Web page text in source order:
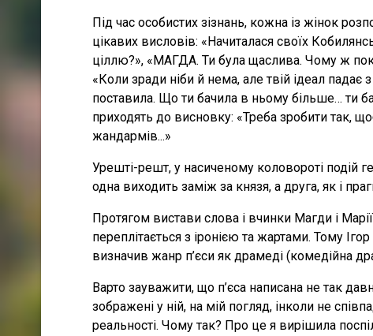
Під час особистих зізнань, кожна із жінок
цікавих висловів: «Начиталася своїх
ціллю?», «МАГДА. Ти була щаслива. Чому ж
«Коли зради ніби й нема, але твій ідеал
поставила. Що ти бачила в ньому більше… ти
приходять до висновку: «Треба зробити так,
жандармів...»
Урешті-решт, у насиченому коловороті подій
одна виходить заміж за князя, а друга, як і
Протягом вистави слова і вчинки Магди і
переплітається з іронією та жартами. Тому
визначив жанр п’єси як драмеді (комедійна
Варто зауважити, що п’єса написана не так
зображені у ній, на мій погляд, інколи не
реальності. Чому так? Про це я вирішила